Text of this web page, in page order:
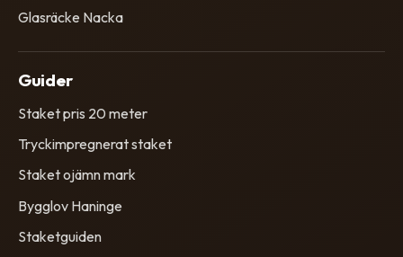
Glasräcke Nacka
Guider
Staket pris 20 meter
Tryckimpregnerat staket
Staket ojämn mark
Bygglov Haninge
Staketguiden